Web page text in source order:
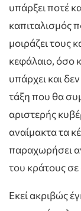
υπάρξει ποτέ
καπιταλισμός
μοιράζει τους
κεφάλαιο, όσο
υπάρχει και
τάξη που θα
αριστερής
αναίμακτα τα
παραχωρήσει
του κράτους σε
Εκεί ακριβώς